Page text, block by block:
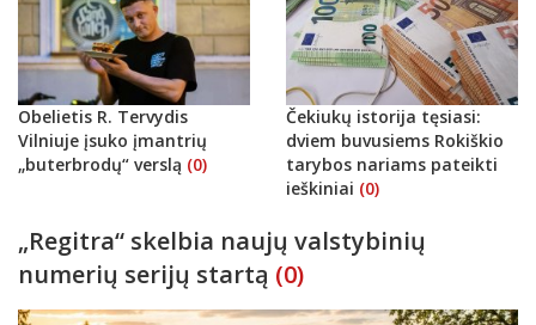
Obelietis R. Tervydis
Vilniuje įsuko įmantrių
„buterbrodų“ verslą (0)
Čekiukų istorija tęsiasi:
dviem buvusiems Rokiškio
tarybos nariams pateikti
ieškiniai (0)
„Regitra“ skelbia naujų valstybinių
numerių serijų startą (0)